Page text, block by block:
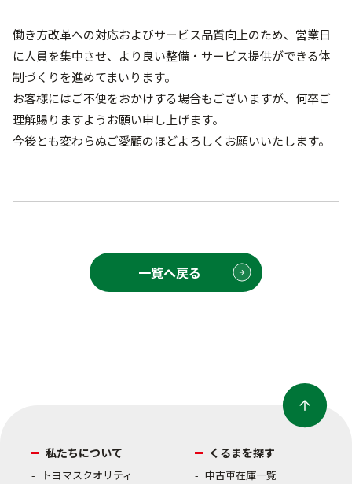
働き方改革への対応およびサービス品質向上のため、営業日
に人員を集中させ、より良い整備・サービス提供ができる体
制づくりを進めてまいります。
お客様にはご不便をおかけする場合もございますが、何卒ご
理解賜りますようお願い申し上げます。
今後とも変わらぬご愛顧のほどよろしくお願いいたします。
一覧へ戻る
私たちについて
トヨマスクオリティ
くるまを探す
中古車在庫一覧